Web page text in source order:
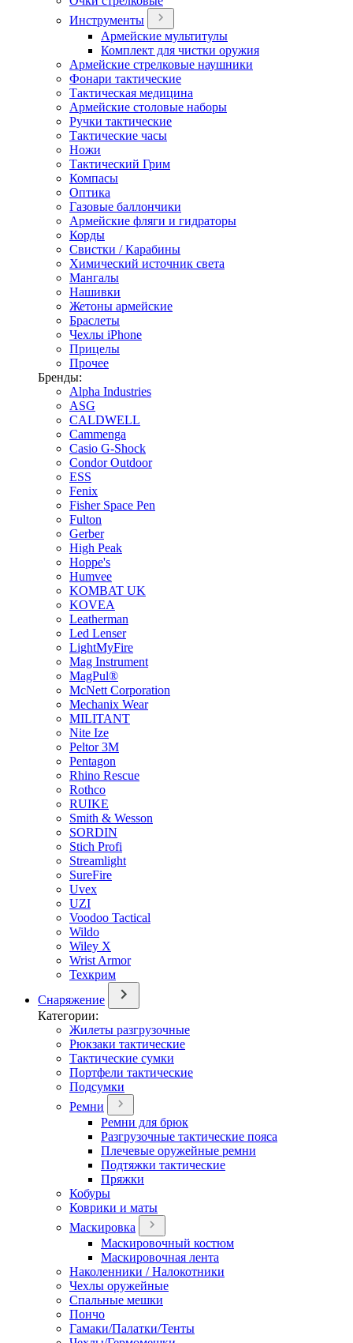
Инструменты
Армейские мультитулы
Комплект для чистки оружия
Армейские стрелковые наушники
Фонари тактические
Тактическая медицина
Армейские столовые наборы
Ручки тактические
Тактические часы
Ножи
Тактический Грим
Компасы
Оптика
Газовые баллончики
Армейские фляги и гидраторы
Корды
Свистки / Карабины
Химический источник света
Мангалы
Нашивки
Жетоны армейские
Браслеты
Чехлы iPhone
Прицелы
Прочее
Бренды:
Alpha Industries
ASG
CALDWELL
Cammenga
Casio G-Shock
Condor Outdoor
ESS
Fenix
Fisher Space Pen
Fulton
Gerber
High Peak
Hoppe's
Humvee
KOMBAT UK
KOVEA
Leatherman
Led Lenser
LightMyFire
Mag Instrument
MagPul®
McNett Corporation
Mechanix Wear
MILITANT
Nite Ize
Peltor 3M
Pentagon
Rhino Rescue
Rothco
RUIKE
Smith & Wesson
SORDIN
Stich Profi
Streamlight
SureFire
Uvex
UZI
Voodoo Tactical
Wildo
Wiley X
Wrist Armor
Техкрим
Снаряжение
Категории:
Жилеты разгрузочные
Рюкзаки тактические
Тактические сумки
Портфели тактические
Подсумки
Ремни
Ремни для брюк
Разгрузочные тактические пояса
Плечевые оружейные ремни
Подтяжки тактические
Пряжки
Кобуры
Коврики и маты
Маскировка
Маскировочный костюм
Маскировочная лента
Наколенники / Налокотники
Чехлы оружейные
Спальные мешки
Пончо
Гамаки/Палатки/Тенты